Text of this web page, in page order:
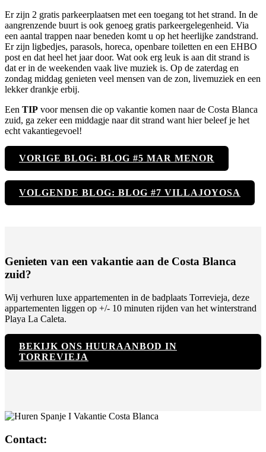
Er zijn 2 gratis parkeerplaatsen met een toegang tot het strand. In de
aangrenzende buurt is ook genoeg gratis parkeergelegenheid. Via
een aantal trappen naar beneden komt u op het heerlijke zandstrand.
Er zijn ligbedjes, parasols, horeca, openbare toiletten en een EHBO
post en dat heel het jaar door. Wat ook erg leuk is aan dit strand is
dat er in de weekenden vaak live muziek is. Op de zaterdag en
zondag middag genieten veel mensen van de zon, livemuziek en een
lekker drankje erbij.
Een TIP voor mensen die op vakantie komen naar de Costa Blanca
zuid, ga zeker een middagje naar dit strand want hier beleef je het
echt vakantiegevoel!
VORIGE BLOG: BLOG #5 MAR MENOR
VOLGENDE BLOG: BLOG #7 VILLAJOYOSA
Genieten van een vakantie aan de Costa Blanca
zuid?
Wij verhuren luxe appartementen in de badplaats Torrevieja, deze
appartementen liggen op +/- 10 minuten rijden van het winterstrand
Playa La Caleta.
BEKIJK ONS HUURAANBOD IN
TORREVIEJA
Contact: